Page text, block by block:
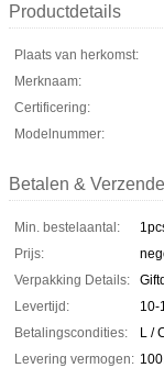
Productdetails
Plaats van herkomst:
Merknaam:
Certificering:
Modelnummer:
Betalen &
Min. bestelaantal:
Prijs:
Verpakking Details:
Levertijd:
10-
Betalingscondities:
L /
Levering vermogen: